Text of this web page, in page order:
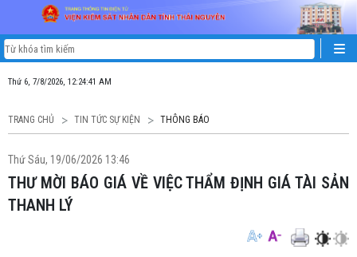
Thứ 6, 7/8/2026, 12:24:41 AM
TRANG CHỦ TIN TỨC SỰ KIỆN THÔNG BÁO
Thứ Sáu, 19/06/2026 13:46
THƯ MỜI BÁO GIÁ VỀ VIỆC THẨM ĐỊNH GIÁ TÀI SẢN
THANH LÝ